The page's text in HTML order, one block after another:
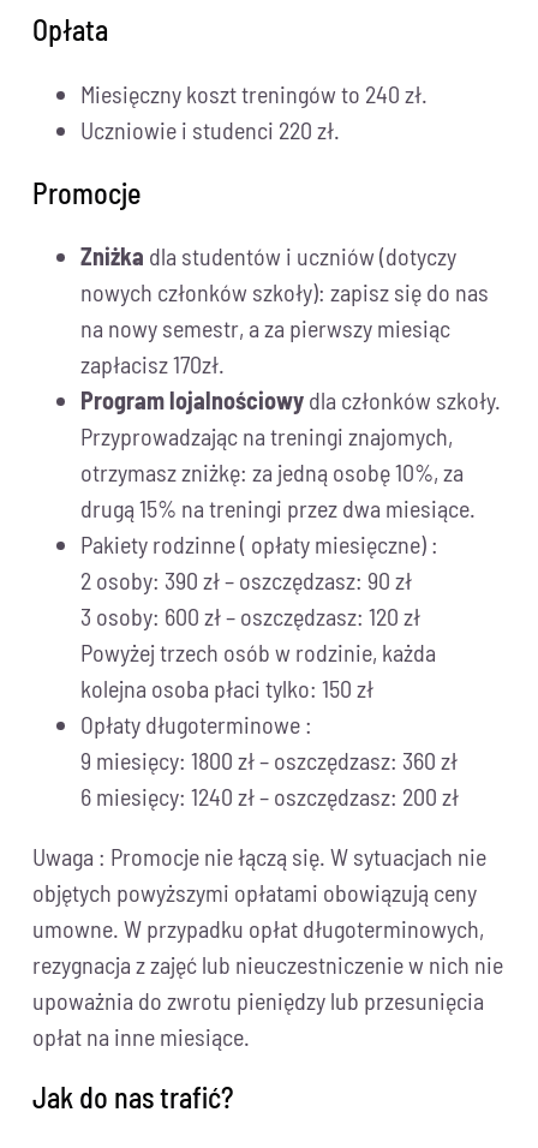
Opłata
Miesięczny koszt treningów to 240 zł.
Uczniowie i studenci 220 zł.
Promocje
Zniżka dla studentów i uczniów (dotyczy
nowych członków szkoły): zapisz się do nas
na nowy semestr, a za pierwszy miesiąc
zapłacisz 170zł.
Program lojalnościowy dla członków szkoły.
Przyprowadzając na treningi znajomych,
otrzymasz zniżkę: za jedną osobę 10%, za
drugą 15% na treningi przez dwa miesiące.
Pakiety rodzinne ( opłaty miesięczne) :
2 osoby: 390 zł – oszczędzasz: 90 zł
3 osoby: 600 zł – oszczędzasz: 120 zł
Powyżej trzech osób w rodzinie, każda
kolejna osoba płaci tylko: 150 zł
Opłaty długoterminowe :
9 miesięcy: 1800 zł – oszczędzasz: 360 zł
6 miesięcy: 1240 zł – oszczędzasz: 200 zł
Uwaga : Promocje nie łączą się. W sytuacjach nie
objętych powyższymi opłatami obowiązują ceny
umowne. W przypadku opłat długoterminowych,
rezygnacja z zajęć lub nieuczestniczenie w nich nie
upoważnia do zwrotu pieniędzy lub przesunięcia
opłat na inne miesiące.
Jak do nas trafić?